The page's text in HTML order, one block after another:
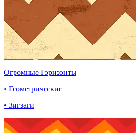
Огромные Горизонты
• Геометрические
• Зигзаги